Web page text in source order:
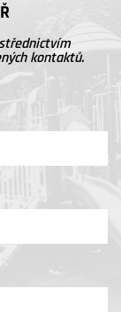
kontaktů.